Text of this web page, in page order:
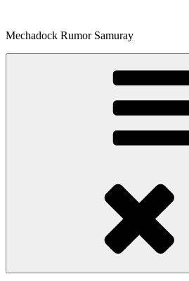
テ
ン
Mechadock Rumor Samuray